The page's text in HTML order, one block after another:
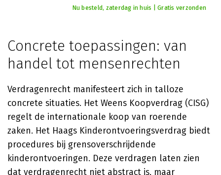
Nu besteld, zaterdag in huis | Gratis verzonden
Concrete toepassingen: van
handel tot mensenrechten
Verdragenrecht manifesteert zich in talloze
concrete situaties. Het Weens Koopverdrag (CISG)
regelt de internationale koop van roerende
zaken. Het Haags Kinderontvoeringsverdrag biedt
procedures bij grensoverschrijdende
kinderontvoeringen. Deze verdragen laten zien
dat verdragenrecht niet abstract is, maar